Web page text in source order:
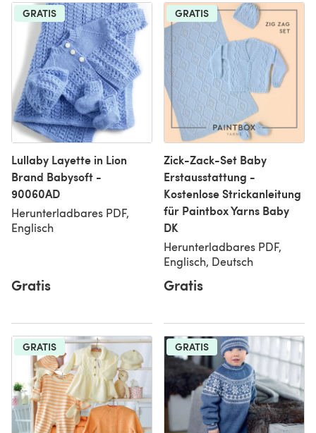
GRATIS
Lullaby Layette in Lion
Brand Babysoft -
90060AD
Herunterladbares PDF,
Englisch
Gratis
GRATIS
Zick-Zack-Set Baby
Erstausstattung -
Kostenlose Strickanleitung
für Paintbox Yarns Baby
DK
Herunterladbares PDF,
Englisch, Deutsch
Gratis
GRATIS GRATIS